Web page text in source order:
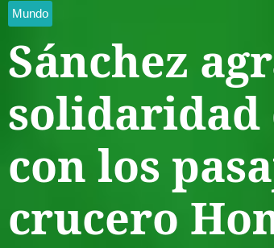
Mundo
Sánchez
solidaridad
con los
crucero